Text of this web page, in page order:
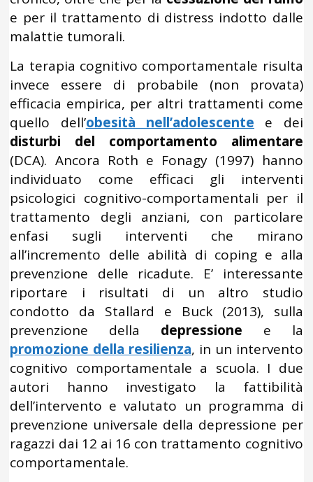
e per il trattamento di distress indotto dalle
malattie tumorali.
La terapia cognitivo comportamentale risulta
invece essere di probabile (non provata)
efficacia empirica, per altri trattamenti come
quello dell’obesità nell’adolescente e dei
disturbi del comportamento alimentare
(DCA). Ancora Roth e Fonagy (1997) hanno
individuato come efficaci gli interventi
psicologici cognitivo-comportamentali per il
trattamento degli anziani, con particolare
enfasi sugli interventi che mirano
all’incremento delle abilità di coping e alla
prevenzione delle ricadute. E’ interessante
riportare i risultati di un altro studio
condotto da Stallard e Buck (2013), sulla
prevenzione della depressione e la
promozione della resilienza, in un intervento
cognitivo comportamentale a scuola. I due
autori hanno investigato la fattibilità
dell’intervento e valutato un programma di
prevenzione universale della depressione per
ragazzi dai 12 ai 16 con trattamento cognitivo
comportamentale.